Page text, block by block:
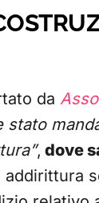
da
stato
, dove
addirittura